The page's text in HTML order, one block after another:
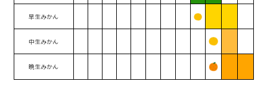
早生みかん
中生みかん
晩生みかん